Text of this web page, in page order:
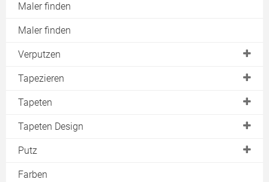
Maler finden
Maler finden
Verputzen
Decke
Kosten für Putzarbeiten
Putzgrundierung
Tapezieren
Kosten für das Tapezieren
Tapeten
Glasfasertapete
Tapeten Design
Streifentapete
Retro Tapete
Putz
Fassadenputz
Farben